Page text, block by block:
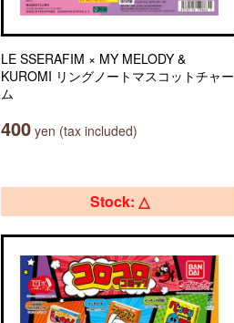
LE SSERAFIM × MY MELODY &
KUROMI リングノートマスコットチャー
ム
400 yen (tax included)
Stock: △